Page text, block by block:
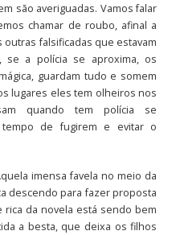
são averiguadas. Vamos falar
chamar de roubo, afinal a
falsificadas que estavam
se a polícia se aproxima, os
guardam tudo e somem
lugares eles tem olheiros nos
quando tem polícia se
de fugirem e evitar o
imensa favela no meio da
descendo para fazer proposta
rica da novela está sendo bem
a besta, que deixa os filhos